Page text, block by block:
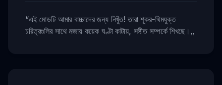
“এই মোডটি আমার বাচ্চাদের জন্য নিখুঁত! তারা শূকর-থিমযুক্ত
চরিত্রগুলির সাথে মজায় কয়েক ঘণ্টা কাটায়, সঙ্গীত সম্পর্কে শিখছে। ,,